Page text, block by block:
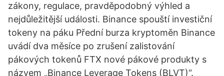
zákony, regulace, pravděpodobný výhled a
nejdůležitější události. Binance spouští investiční
tokeny na páku Přední burza kryptoměn Binance
uvádí dva měsíce po zrušení zalistování
pákových tokenů FTX nové pákové produkty s
názvem „Binance Leverage Tokens (BLVT)“.